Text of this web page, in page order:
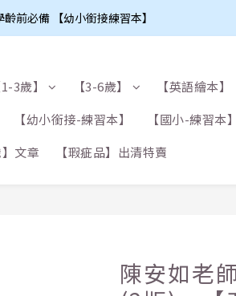
齡前必備 【幼小銜接練習本】
1-3歲】 【3-6歲】
【英語繪本】
【幼小銜接-練習本】
【國小-練習本
文章 【瑕疵品】出清特賣
陳安如老